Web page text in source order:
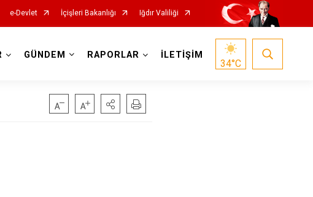
e-Devlet İçişleri Bakanlığı Iğdır Valiliği
GÜNDEM RAPORLAR İLETİŞİM
34°C